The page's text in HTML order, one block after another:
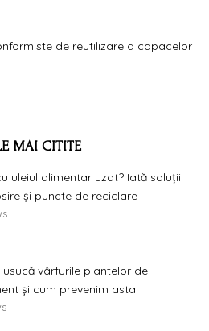
de reutilizare a capacelor
MAI CITITE
uleiul alimentar uzat? Iată soluții
și puncte de reciclare
usucă vârfurile plantelor de
și cum prevenim asta